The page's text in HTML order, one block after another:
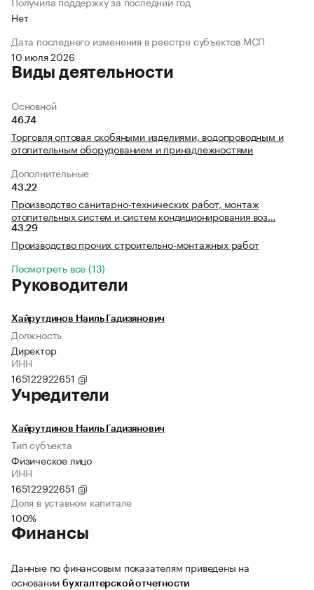
Нет
Дата последнего изменения в реестре субъектов МСП
10 июля 2026
Виды деятельности
Основной
46.74
Торговля оптовая скобяными изделиями, водопроводным и
отопительным оборудованием и принадлежностями
Дополнительные
43.22
Производство санитарно-технических работ, монтаж
отопительных систем и систем кондиционирования воз…
43.29
Производство прочих строительно-монтажных работ
Посмотреть все (13)
Руководители
Хайрутдинов Наиль Гадизянович
Должность
Директор
ИНН
165122922651
Учредители
Хайрутдинов Наиль Гадизянович
Тип субъекта
Физическое лицо
ИНН
165122922651
Доля в уставном капитале
100%
Финансы
Данные по финансовым показателям приведены на
основании бухгалтерской отчетности